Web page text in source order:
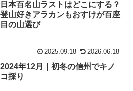
日本百名山ラストはどこにする？
登山好きアラカンもおすけが百座
目の山選び
2025.09.18 2026.06.18
2024年12月｜初冬の信州でキノ
コ採り